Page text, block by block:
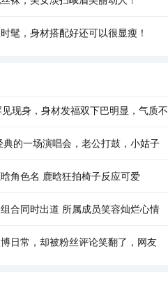
髦，身材搭配好还可以很显瘦！
现身，身材发福双下巴明显，气质不
典的一场演唱会，老公打鼓，小姑子
角色名 鹿晗狂拍椅子反应可爱
合同时出道 所属成员笑容灿烂心情
日常，却被粉丝评论笑翻了，网友